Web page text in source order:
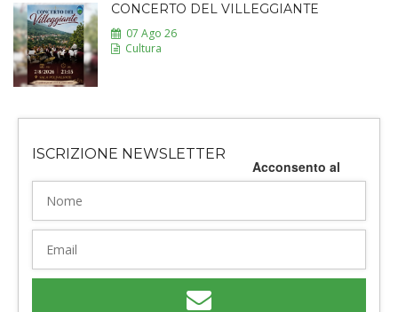
CONCERTO DEL VILLEGGIANTE
07 Ago 26
Cultura
ISCRIZIONE NEWSLETTER
Acconsento al